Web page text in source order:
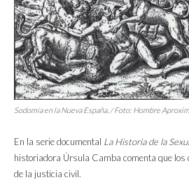
Sodomía en la Nueva España. / Foto: Hombre
En la serie documental La Historia de la
historiadora Úrsula Camba comenta que los
de la justicia civil.